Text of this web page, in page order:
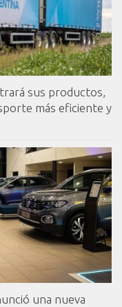
sus productos,
más eficiente y
una nueva